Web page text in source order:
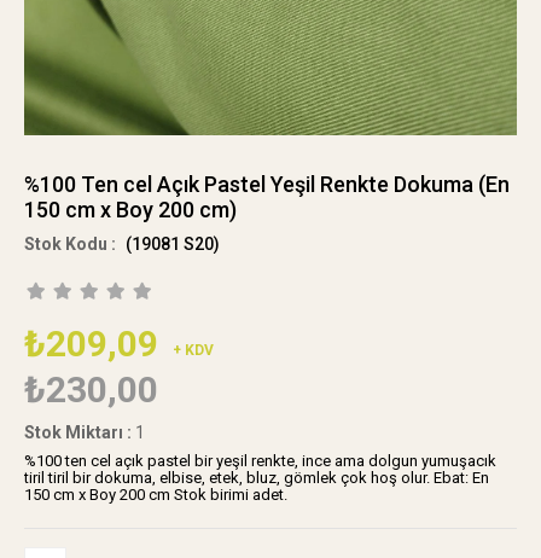
%100 Ten cel Açık Pastel Yeşil Renkte Dokuma (En
150 cm x Boy 200 cm)
(19081 S20)
₺209,09 + KDV
₺230,00
Stok Miktarı : 1
%100 ten cel açık pastel bir yeşil renkte, ince ama dolgun yumuşacık
tiril tiril bir dokuma, elbise, etek, bluz, gömlek çok hoş olur. Ebat: En
150 cm x Boy 200 cm Stok birimi adet.